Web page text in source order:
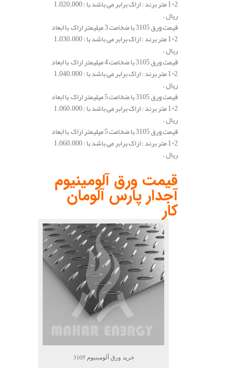
ریال .
قیمت ورق 3105 با ضخامت 3 میلیمتر اراک با ابعاد
ریال .
قیمت ورق 3105 با ضخامت 4 میلیمتر اراک با ابعاد
ریال .
قیمت ورق 3105 با ضخامت 5 میلیمتر اراک با ابعاد
ریال .
قیمت ورق 3105 با ضخامت 5 میلیمتر اراک با ابعاد
ریال .
قیمت ورق آلومینیوم
آجدار پارس آلومان
کار
خرید ورق آلومینیوم 3105